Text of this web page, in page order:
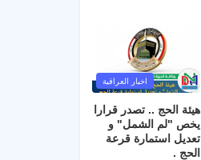
اخبار العراقية
هيئة الحج .. تصدر قرارا
يخص "لم الشمل" و
تعديل استمارة قرعة
الحج .